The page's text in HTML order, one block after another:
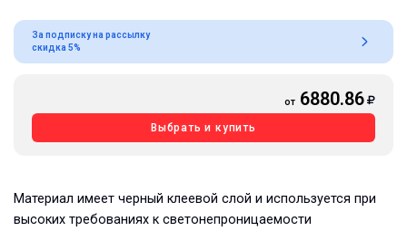
За подписку на рассылку
скидка 5%
от 6880.86
Выбрать и купить
Материал имеет черный клеевой слой и используется при
высоких требованиях к светонепроницаемости